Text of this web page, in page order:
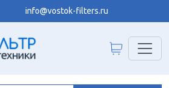
info@vostok-filters.ru